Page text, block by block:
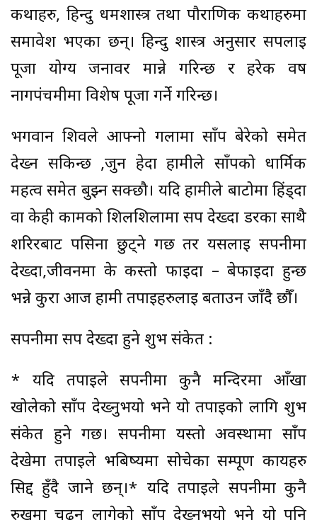
कथाहरु, हिन्दु धर्मशास्त्र तथा पौराणिक कथाहरुमा
समावेश भएका छन्। हिन्दु शास्त्र अनुसार सर्पलाई
पूजा योग्य जनावर मान्ने गरिन्छ र हरेक वर्ष
नागपंचमीमा विशेष पूजा गर्ने गरिन्छ।
भगवान शिवले आफ्नो गलामा साँप बेरेको समेत
देख्न सकिन्छ ,जुन हेर्दा हामीले साँपको धार्मिक
महत्व समेत बुझ्न सक्छौ। यदि हामीले बाटोमा हिंड्दा
वा केही कामको शिलशिलामा सर्प देख्दा डरका साथै
शरिरबाट पसिना छुट्ने गर्छ तर यसलाई सपनीमा
देख्दा,जीवनमा के कस्तो फाइदा – बेफाइदा हुन्छ
भन्ने कुरा आज हामी तपाईहरुलाई बताउन जाँदै छौँ।
सपनीमा सर्प देख्दा हुने शुभ संकेत :
* यदि तपाईले सपनीमा कुनै मन्दिरमा आँखा
खोलेको साँप देख्नुभयो भने यो तपाईको लागि शुभ
संकेत हुने गर्छ। सपनीमा यस्तो अवस्थामा साँप
देखेमा तपाईले भबिष्यमा सोचेका सम्पूर्ण कार्यहरु
सिद्द हुँदै जाने छन्।* यदि तपाईले सपनीमा कुनै
रुखमा चढ्न लागेको साँप देख्नुभयो भने यो पनि